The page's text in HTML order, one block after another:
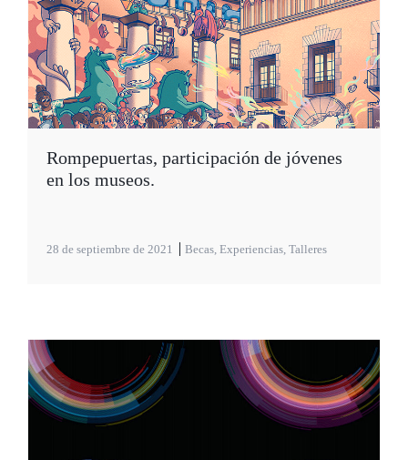
Rompepuertas, participación de jóvenes
en los museos.
28 de septiembre de 2021 Becas, Experiencias, Talleres